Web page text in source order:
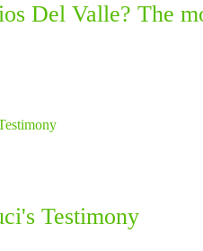
Del Valle? The
Testimony